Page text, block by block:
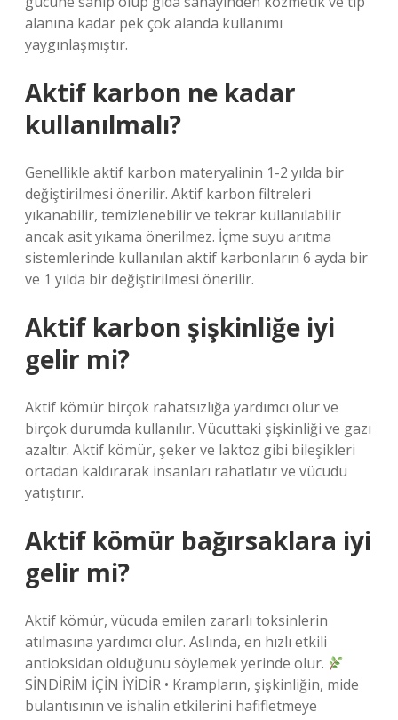
alanına kadar pek çok alanda kullanımı
yaygınlaşmıştır.
Aktif karbon ne kadar
kullanılmalı?
Genellikle aktif karbon materyalinin 1-2 yılda bir
değiştirilmesi önerilir. Aktif karbon filtreleri
yıkanabilir, temizlenebilir ve tekrar kullanılabilir
ancak asit yıkama önerilmez. İçme suyu arıtma
sistemlerinde kullanılan aktif karbonların 6 ayda bir
ve 1 yılda bir değiştirilmesi önerilir.
Aktif karbon şişkinliğe iyi
gelir mi?
Aktif kömür birçok rahatsızlığa yardımcı olur ve
birçok durumda kullanılır. Vücuttaki şişkinliği ve gazı
azaltır. Aktif kömür, şeker ve laktoz gibi bileşikleri
ortadan kaldırarak insanları rahatlatır ve vücudu
yatıştırır.
Aktif kömür bağırsaklara iyi
gelir mi?
Aktif kömür, vücuda emilen zararlı toksinlerin
atılmasına yardımcı olur. Aslında, en hızlı etkili
antioksidan olduğunu söylemek yerinde olur.
SİNDİRİM İÇİN İYİDİR • Krampların, şişkinliğin, mide
bulantısının ve ishalin etkilerini hafifletmeye